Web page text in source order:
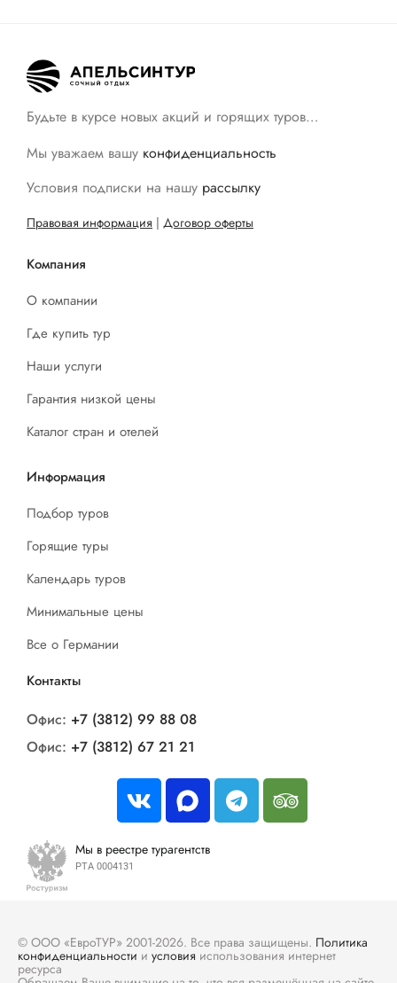
Будьте в курсе новых акций и горящих туров…
Мы уважаем вашу конфиденциальность
Условия подписки на нашу рассылку
Правовая информация | Договор оферты
Компания
О компании
Где купить тур
Наши услуги
Гарантия низкой цены
Каталог стран и отелей
Информация
Подбор туров
Горящие туры
Календарь туров
Минимальные цены
Все о Германии
Контакты
Офис: +7 (3812) 99 88 08
Офис: +7 (3812) 67 21 21
Мы в реестре турагентств
РТА 0004131
© ООО «ЕвроТУР» 2001-2026. Все права защищены. Политика
конфиденциальности и условия использования интернет
ресурса